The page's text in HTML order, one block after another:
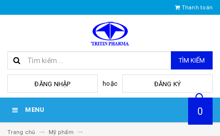
Thanh toán
TÌM KIẾM
ĐĂNG NHẬP hoặc ĐĂNG KÝ
MENU 0
Trang chủ
Mỹ phẩm